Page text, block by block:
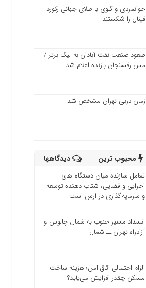
جوانمردی و گلوی با طلای جهانی رکورد
فینال را شکستند
صعود صنعت نفت آبادان به لیگ برتر /
مس رفسنجان بازنده اعلام شد
زمان دربی تهران مشخص شد
محبوب ترین دیدگاهها
تعامل سازنده میان دستگاه‌ های
اجرایی و قضایی، شتاب‌ دهنده توسعه
و سرمایه‌گذاری در ارس است
انسداد مسیر جنوب به شمال چالوس و
آزادراه تهران ــ شمال
الزام احتمالی اتاق امن؛ هزینه ساخت
مسکن چقدر افزایش می‌یابد؟